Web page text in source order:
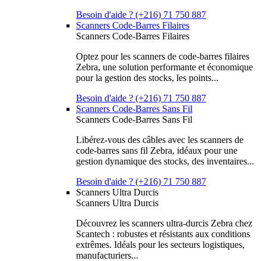
Besoin d'aide ? (+216) 71 750 887
Scanners Code-Barres Filaires
Scanners Code-Barres Filaires
Optez pour les scanners de code-barres filaires
Zebra, une solution performante et économique
pour la gestion des stocks, les points...
Besoin d'aide ? (+216) 71 750 887
Scanners Code-Barres Sans Fil
Scanners Code-Barres Sans Fil
Libérez-vous des câbles avec les scanners de
code-barres sans fil Zebra, idéaux pour une
gestion dynamique des stocks, des inventaires...
Besoin d'aide ? (+216) 71 750 887
Scanners Ultra Durcis
Scanners Ultra Durcis
Découvrez les scanners ultra-durcis Zebra chez
Scantech : robustes et résistants aux conditions
extrêmes. Idéals pour les secteurs logistiques,
manufacturiers...